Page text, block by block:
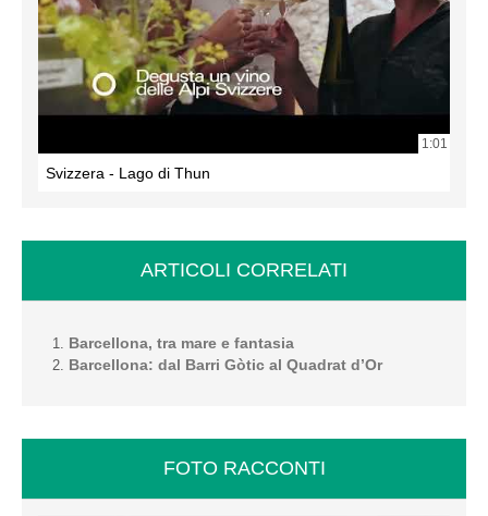
1:01
Svizzera - Lago di Thun
ARTICOLI CORRELATI
Barcellona, tra mare e fantasia
Barcellona: dal Barri Gòtic al Quadrat d’Or
FOTO RACCONTI